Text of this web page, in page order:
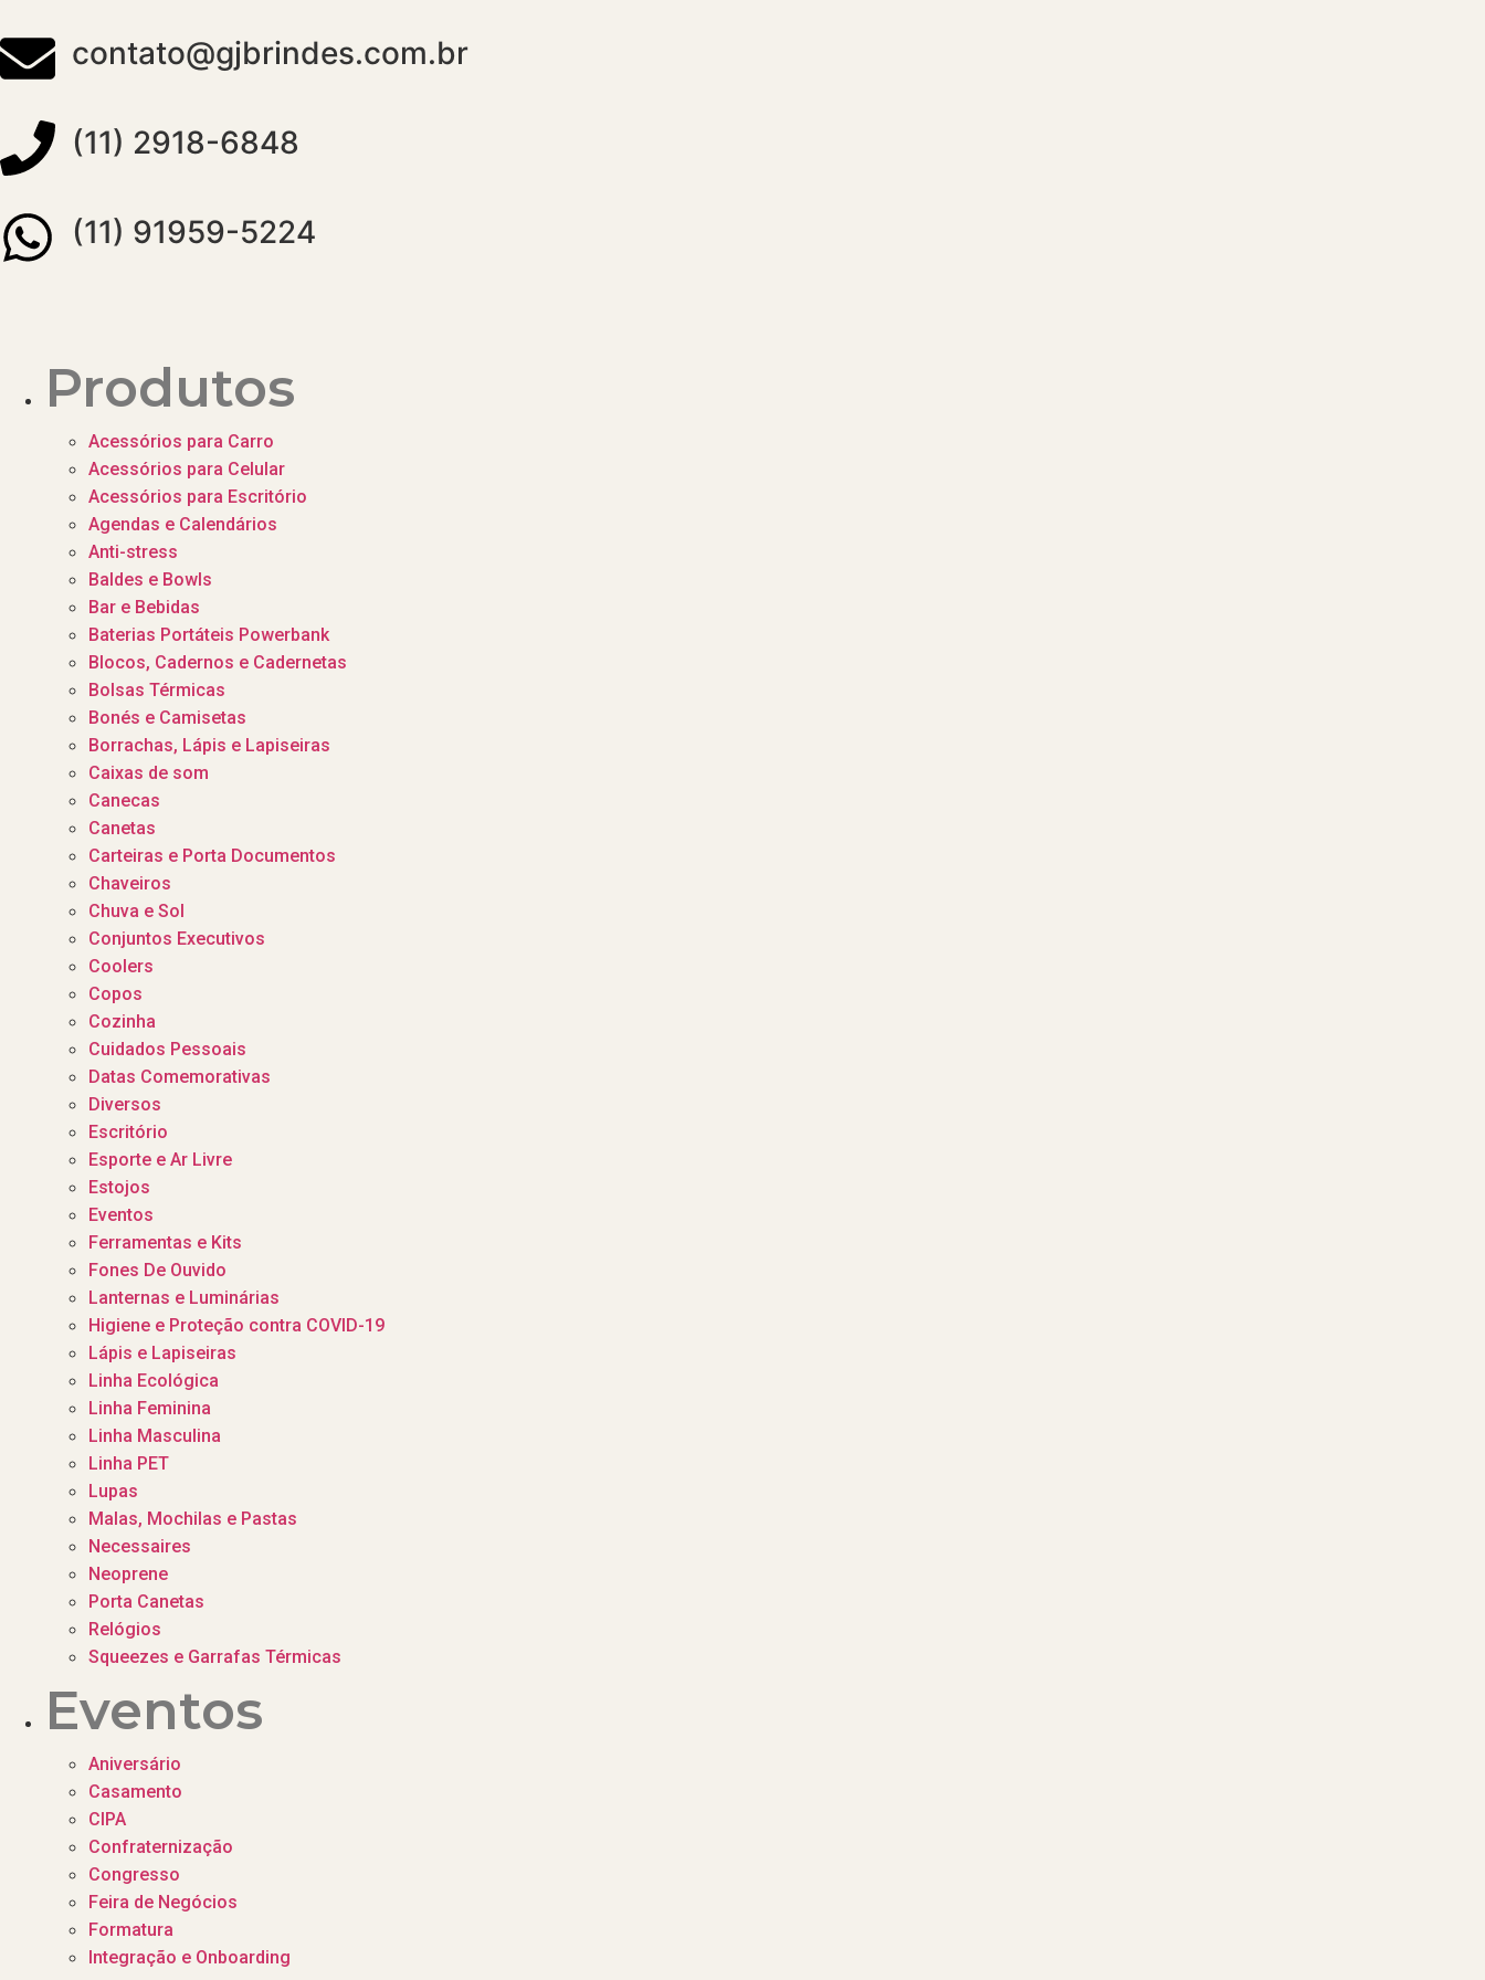
contato@gjbrindes.com.br
(11) 2918-6848
(11) 91959-5224
Produtos
Acessórios para Carro
Acessórios para Celular
Acessórios para Escritório
Agendas e Calendários
Anti-stress
Baldes e Bowls
Bar e Bebidas
Baterias Portáteis Powerbank
Blocos, Cadernos e Cadernetas
Bolsas Térmicas
Bonés e Camisetas
Borrachas, Lápis e Lapiseiras
Caixas de som
Canecas
Canetas
Carteiras e Porta Documentos
Chaveiros
Chuva e Sol
Conjuntos Executivos
Coolers
Copos
Cozinha
Cuidados Pessoais
Datas Comemorativas
Diversos
Escritório
Esporte e Ar Livre
Estojos
Eventos
Ferramentas e Kits
Fones De Ouvido
Lanternas e Luminárias
Higiene e Proteção contra COVID-19
Lápis e Lapiseiras
Linha Ecológica
Linha Feminina
Linha Masculina
Linha PET
Lupas
Malas, Mochilas e Pastas
Necessaires
Neoprene
Porta Canetas
Relógios
Squeezes e Garrafas Térmicas
Eventos
Aniversário
Casamento
CIPA
Confraternização
Congresso
Feira de Negócios
Formatura
Integração e Onboarding